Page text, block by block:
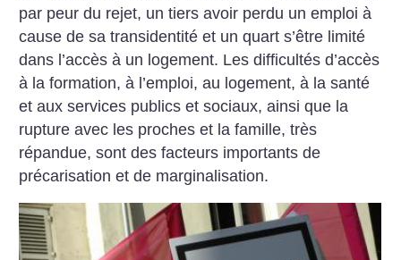
par peur du rejet, un tiers avoir perdu un emploi à
cause de sa transidentité et un quart s’être limité
dans l’accès à un logement. Les difficultés d’accès
à la formation, à l’emploi, au logement, à la santé
et aux services publics et sociaux, ainsi que la
rupture avec les proches et la famille, très
répandue, sont des facteurs importants de
précarisation et de marginalisation.